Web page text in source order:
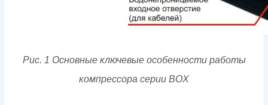
Рис. 1 Основные ключевые особенности работы
компрессора серии BOX